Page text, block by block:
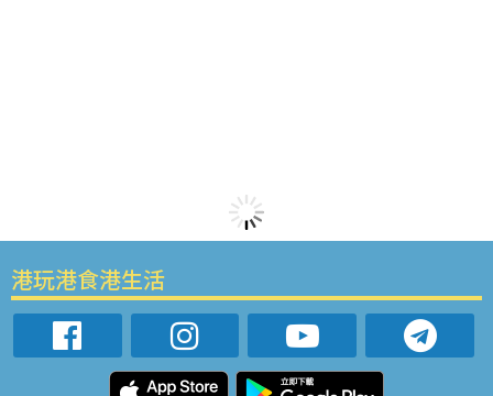
港玩港食港生活